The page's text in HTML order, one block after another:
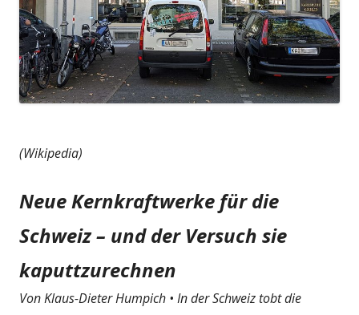
(Wikipedia)
Neue Kernkraftwerke für die
Schweiz – und der Versuch sie
kaputtzurechnen
Von Klaus-Dieter Humpich • In der Schweiz tobt die